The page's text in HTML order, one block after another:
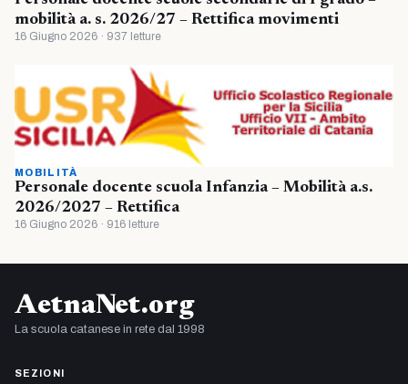
mobilità a. s. 2026/27 – Rettifica movimenti
16 Giugno 2026 · 937 letture
MOBILITÀ
Personale docente scuola Infanzia – Mobilità a.s.
2026/2027 – Rettifica
16 Giugno 2026 · 916 letture
AetnaNet.org
La scuola catanese in rete dal 1998
SEZIONI